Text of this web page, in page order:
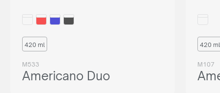
420 ml
M533
Americano Duo
420 ml
M107